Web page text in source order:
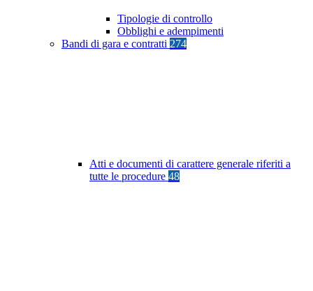
Tipologie di controllo
Obblighi e adempimenti
Bandi di gara e contratti 274
Atti e documenti di carattere generale riferiti a
tutte le procedure 48